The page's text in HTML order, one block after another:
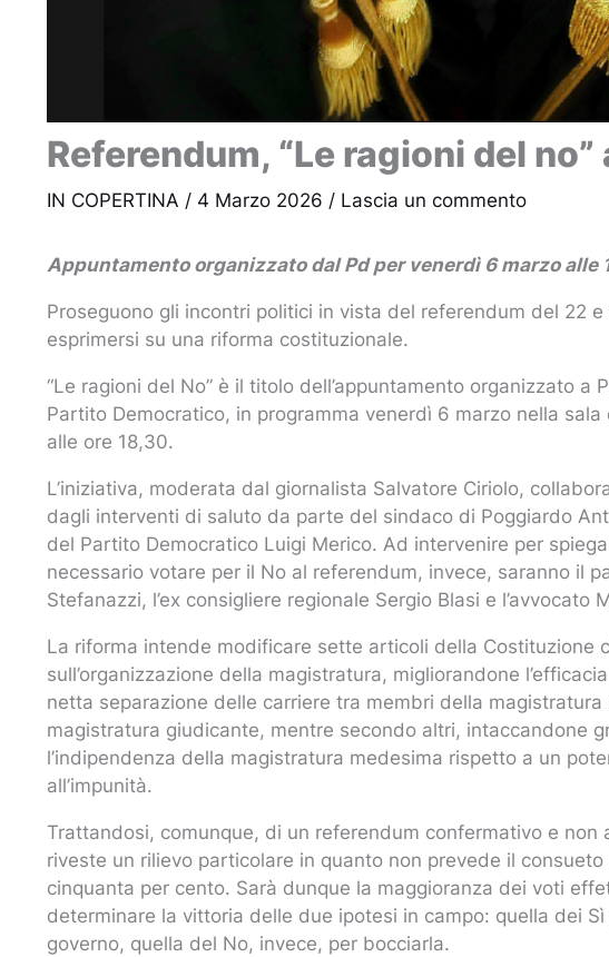
Referendum, “Le ragioni del
IN COPERTINA / 4 Marzo 2026 / Lascia un commento
Appuntamento organizzato dal Pd per venerdì 6 marzo alle
Proseguono gli incontri politici in vista del referendum del 22
esprimersi su una riforma costituzionale.
“Le ragioni del No” è il titolo dell’appuntamento organizzato a
Partito Democratico, in programma venerdì 6 marzo nella
alle ore 18,30.
L’iniziativa, moderata dal giornalista Salvatore Ciriolo,
dagli interventi di saluto da parte del sindaco di Poggiardo
del Partito Democratico Luigi Merico. Ad intervenire per
necessario votare per il No al referendum, invece, saranno il
Stefanazzi, l’ex consigliere regionale Sergio Blasi e l’avvocato
La riforma intende modificare sette articoli della Costituzione
sull’organizzazione della magistratura, migliorandone
netta separazione delle carriere tra membri della
magistratura giudicante, mentre secondo altri, intaccandone
l’indipendenza della magistratura medesima rispetto a un
all’impunità.
Trattandosi, comunque, di un referendum confermativo e non
riveste un rilievo particolare in quanto non prevede il
cinquanta per cento. Sarà dunque la maggioranza dei voti
determinare la vittoria delle due ipotesi in campo: quella dei
governo, quella del No, invece, per bocciarla.